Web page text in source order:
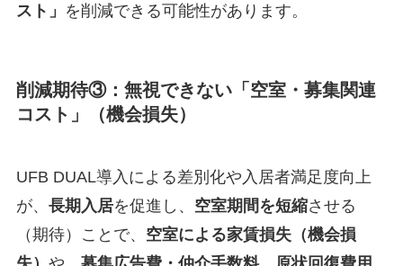
スト」 を削減できる可能性があります。
削減期待③：無視できない「空室・募集関連
コスト」（機会損失）
UFB DUAL導入による差別化や入居者満足度向上
が、 長期入居を促進し、 空室期間を短縮させる
（期待）ことで、 空室による家賃損失（機会損